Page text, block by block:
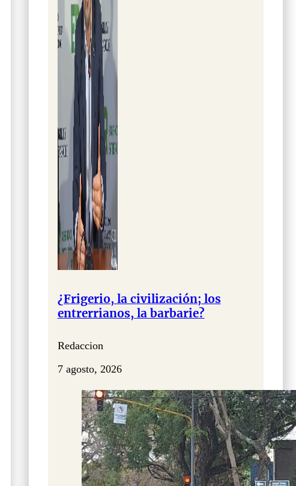
¿Frigerio, la civilización; los
entrerrianos, la barbarie?
Redaccion
7 agosto, 2026